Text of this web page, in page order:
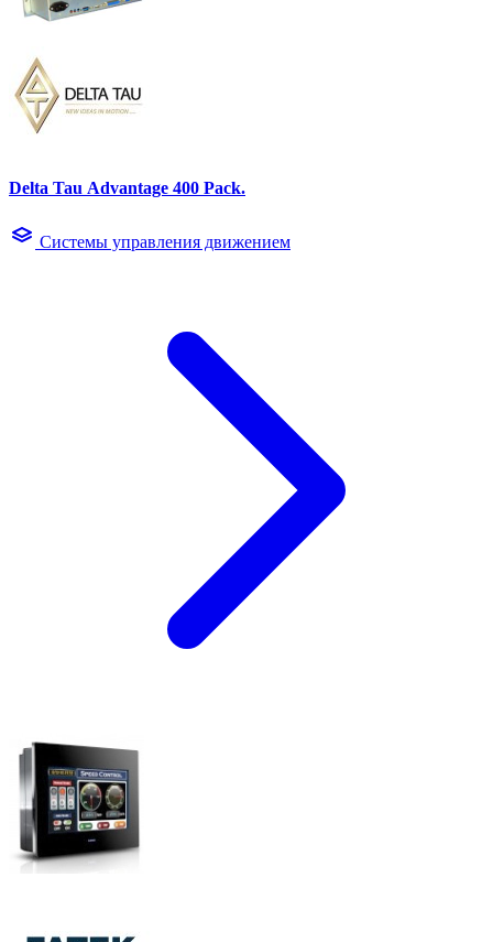
Delta Tau Advantage 400 Pack.
Системы управления движением